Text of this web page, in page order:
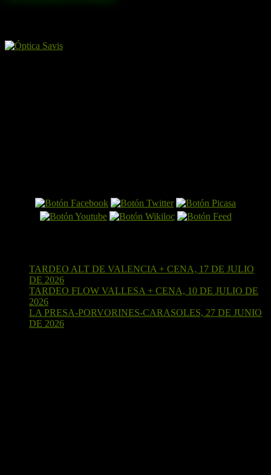
TARDEO ALT DE VALENCIA + CENA, 17 DE JULIO
DE 2026
TARDEO FLOW VALLESA + CENA, 10 DE JULIO DE
2026
LA PRESA-PORVORINES-CARASOLES, 27 DE JUNIO
DE 2026